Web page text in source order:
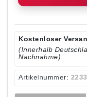
Kostenloser
(Innerhalb
Nachnahme)
Artikelnummer: